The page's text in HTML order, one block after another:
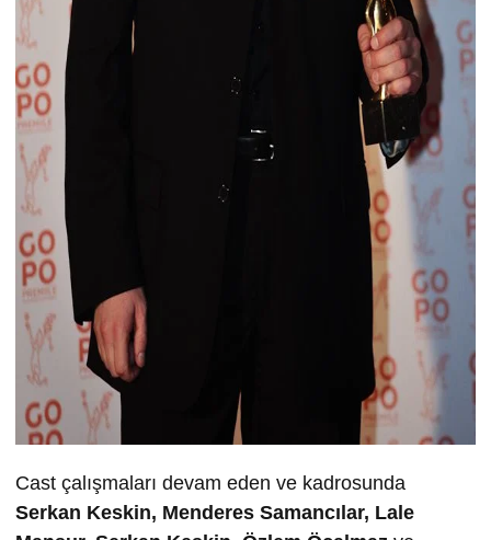
Cast çalışmaları devam eden ve kadrosunda
Serkan Keskin, Menderes Samancılar, Lale